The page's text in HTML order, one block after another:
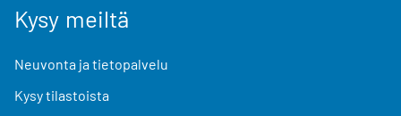
Kysy meiltä
Neuvonta ja tietopalvelu
Kysy tilastoista